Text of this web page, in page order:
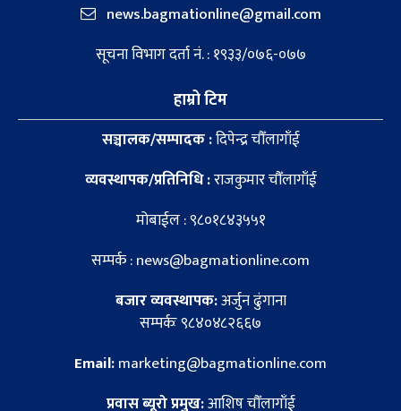
news.bagmationline@gmail.com
सूचना विभाग दर्ता नं. : १९३३/०७६-०७७
हाम्रो टिम
सञ्चालक/सम्पादक :दिपेन्द्र चौँलागाँई
व्यवस्थापक/प्रतिनिधि :राजकुमार चौँलागाँई
मोबाईल : ९८०१८४३५५१
सम्पर्क : news@bagmationline.com
बजार व्यवस्थापक:अर्जुन ढुंगाना
सम्पर्कः ९८४०४८२६६७
Email:marketing@bagmationline.com
प्रवास ब्यूरो प्रमुख:आशिष चौँलागाँई